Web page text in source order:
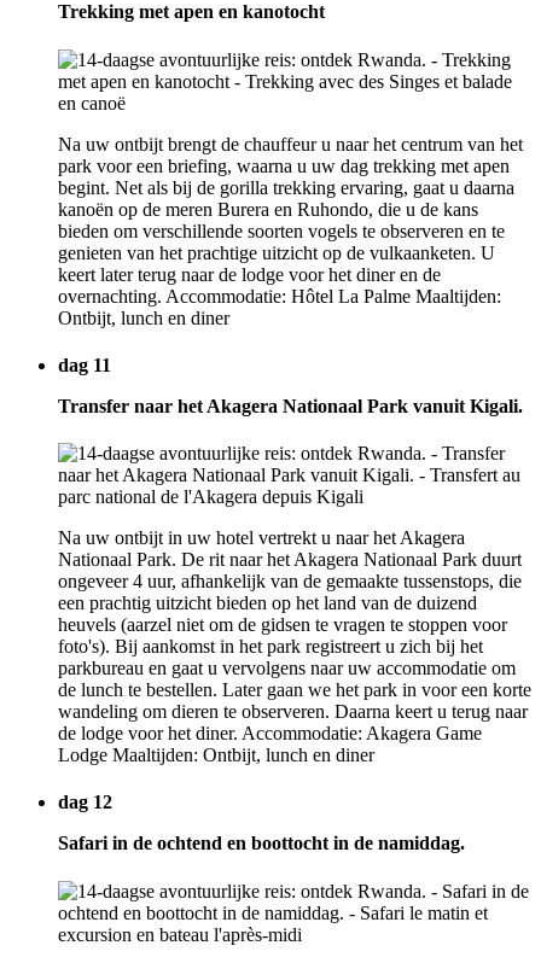
Trekking met apen en kanotocht
Na uw ontbijt brengt de chauffeur u naar het centrum van het
park voor een briefing, waarna u uw dag trekking met apen
begint. Net als bij de gorilla trekking ervaring, gaat u daarna
kanoën op de meren Burera en Ruhondo, die u de kans
bieden om verschillende soorten vogels te observeren en te
genieten van het prachtige uitzicht op de vulkaanketen. U
keert later terug naar de lodge voor het diner en de
overnachting. Accommodatie: Hôtel La Palme Maaltijden:
Ontbijt, lunch en diner
dag 11
Transfer naar het Akagera Nationaal Park vanuit Kigali.
Na uw ontbijt in uw hotel vertrekt u naar het Akagera
Nationaal Park. De rit naar het Akagera Nationaal Park duurt
ongeveer 4 uur, afhankelijk van de gemaakte tussenstops, die
een prachtig uitzicht bieden op het land van de duizend
heuvels (aarzel niet om de gidsen te vragen te stoppen voor
foto's). Bij aankomst in het park registreert u zich bij het
parkbureau en gaat u vervolgens naar uw accommodatie om
de lunch te bestellen. Later gaan we het park in voor een korte
wandeling om dieren te observeren. Daarna keert u terug naar
de lodge voor het diner. Accommodatie: Akagera Game
Lodge Maaltijden: Ontbijt, lunch en diner
dag 12
Safari in de ochtend en boottocht in de namiddag.